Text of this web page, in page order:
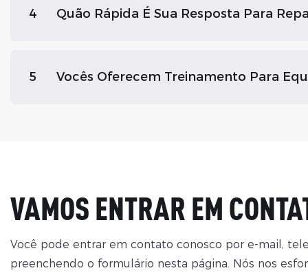
4 Quão Rápida É Sua Resposta Para
5 Vocês Oferecem Treinamento Para
VAMOS ENTRAR EM
Você pode entrar em contato conosco por e-mail,
preenchendo o formulário nesta página. Nós nos